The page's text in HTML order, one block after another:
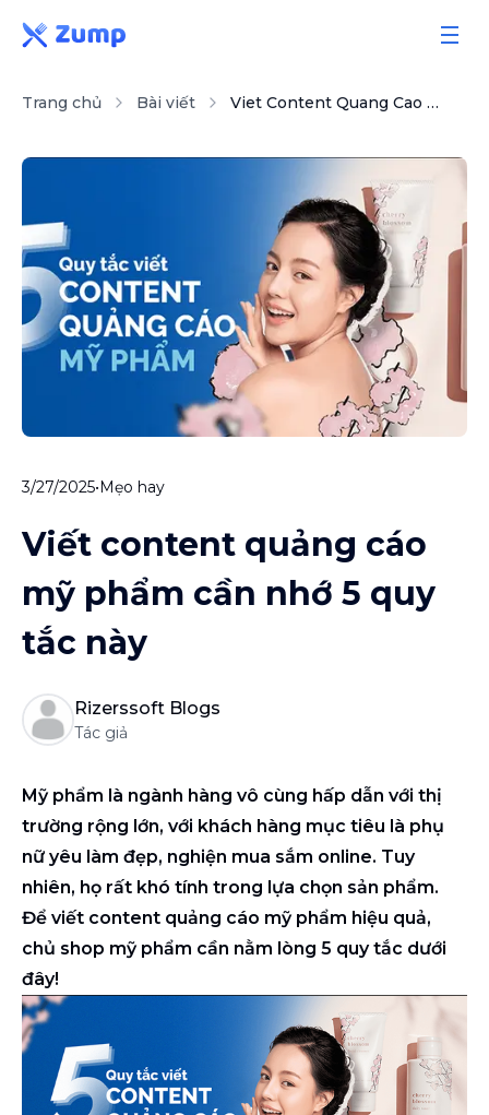
Giải pháp
Sổ tay
Bài viết
Trang chủ Bài viết Viet Content Quang Cao My Pham Can Nho 5 Quy Tac Nay
3/27/2025•Mẹo hay
Viết content quảng cáo
mỹ phẩm cần nhớ 5 quy
tắc này
Rizerssoft Blogs
Tác giả
Mỹ phẩm là ngành hàng vô cùng hấp dẫn với thị
trường rộng lớn, với khách hàng mục tiêu là phụ
nữ yêu làm đẹp, nghiện mua sắm online. Tuy
nhiên, họ rất khó tính trong lựa chọn sản phẩm.
Để viết content quảng cáo mỹ phẩm hiệu quả,
chủ shop mỹ phẩm cần nằm lòng 5 quy tắc dưới
đây!